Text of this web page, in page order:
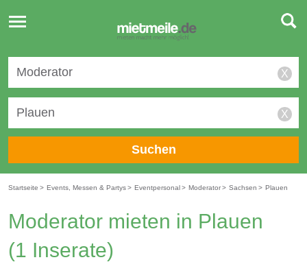
Toggle
navigation
X
X
Suchen
Startseite > Events, Messen & Partys> Eventpersonal> Moderator> Sachsen > Plauen
Moderator mieten in Plauen
(1 Inserate)